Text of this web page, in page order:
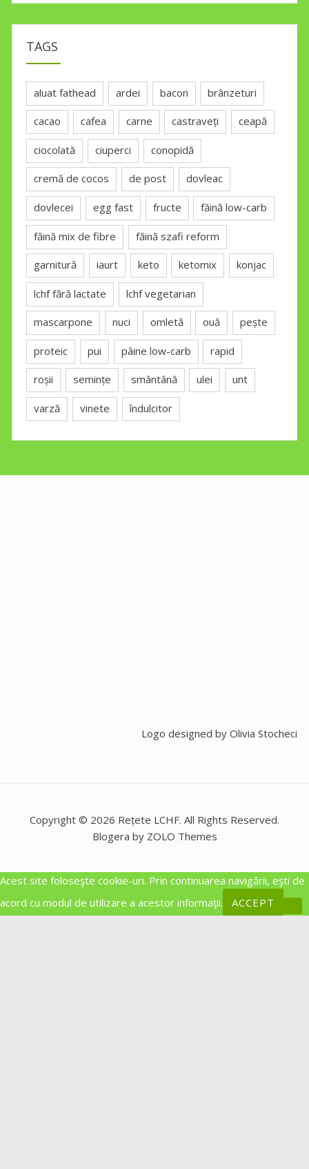
TAGS
aluat fathead ardei bacon brânzeturi
cacao cafea carne castraveți ceapă
ciocolată ciuperci conopidă
cremă de cocos de post dovleac
dovlecei egg fast fructe făină low-carb
făină mix de fibre făină szafi reform
garnitură iaurt keto ketomix konjac
lchf fără lactate lchf vegetarian
mascarpone nuci omletă ouă pește
proteic pui pâine low-carb rapid
roșii semințe smântână ulei unt
varză vinete îndulcitor
Logo designed by Olivia Stocheci
Copyright © 2026 Rețete LCHF. All Rights Reserved.
Blogera by ZOLO Themes
Acest site foloseşte cookie-uri. Prin continuarea navigării, eşti de
acord cu modul de utilizare a acestor informaţii.
ACCEPT